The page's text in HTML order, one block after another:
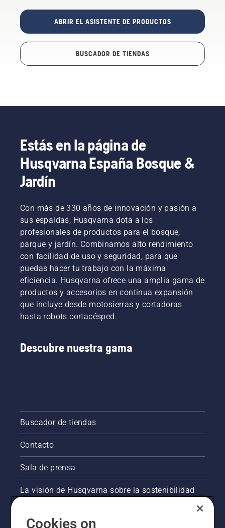
ABRIR EL ASISTENTE DE PRODUCTOS
BUSCADOR DE TIENDAS
Estás en la página de
Husqvarna España Bosque &
Jardín
Con más de 330 años de innovación y pasión a
sus espaldas, Husqvarna dota a los
profesionales de productos para el bosque,
parque y jardín. Combinamos alto rendimiento
con facilidad de uso y seguridad, para que
puedas hacer tu trabajo con la máxima
eficiencia. Husqvarna ofrece una amplia gama de
productos y accesorios en continua expansión
que incluye desde motosierras y cortadoras
hasta robots cortacésped.
Descubre nuestra gama
Buscador de tiendas
Contacto
Sala de prensa
La visión de Husqvarna sobre la sostenibilidad
Cookies on